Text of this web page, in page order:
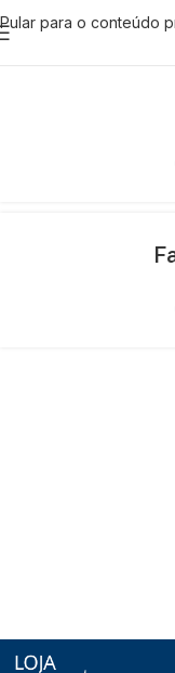
Pular para o conteúdo